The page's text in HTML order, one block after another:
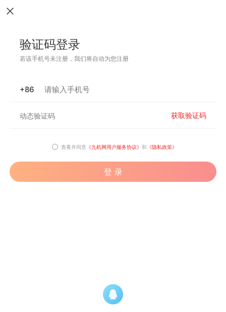
验证码登录
若该手机号未注册，我们将自动为您注册
+86
获取验证码
查看并同意 《九机网用户服务协议》 和 《隐私政策》
登 录